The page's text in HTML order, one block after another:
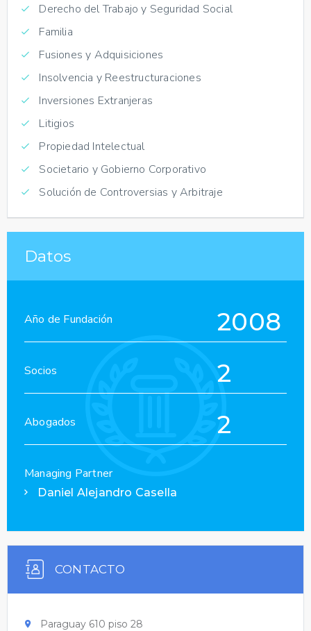
Derecho del Trabajo y Seguridad Social
Familia
Fusiones y Adquisiciones
Insolvencia y Reestructuraciones
Inversiones Extranjeras
Litigios
Propiedad Intelectual
Societario y Gobierno Corporativo
Solución de Controversias y Arbitraje
Datos
Año de Fundación 2008
Socios 2
Abogados 2
Managing Partner
Daniel Alejandro Casella
CONTACTO
Paraguay 610 piso 28